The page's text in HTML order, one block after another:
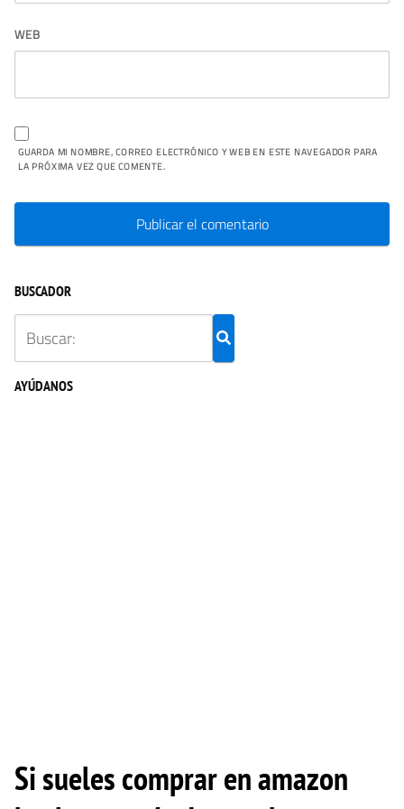
WEB
GUARDA MI NOMBRE, CORREO ELECTRÓNICO Y WEB EN ESTE NAVEGADOR PARA
LA PRÓXIMA VEZ QUE COMENTE.
BUSCADOR
AYÚDANOS
Si sueles comprar en amazon